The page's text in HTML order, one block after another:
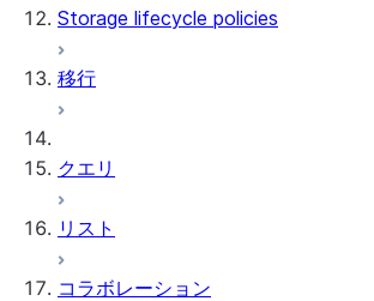
Apache Iceberg™
データのロード
DCM Projects
Snowflakeでのdbtプロジェクト
Storage lifecycle policies
移行
クエリ
リスト
コラボレーション